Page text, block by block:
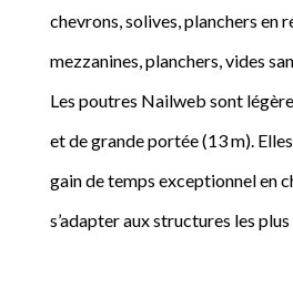
chevrons, solives, planchers en
mezzanines, planchers, vides
Les poutres Nailweb sont
et de grande portée (13 m).
gain de temps exceptionnel en
s’adapter aux structures les